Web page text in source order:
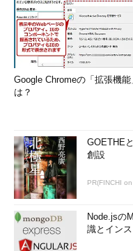
Google Chromeの「拡張機能
は？
GOETHE
創設
PR(FINCHI
Node.jsの
識とイン